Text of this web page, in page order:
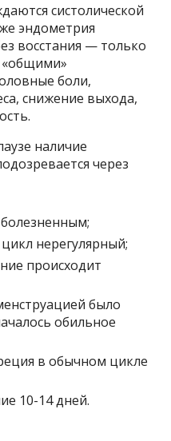
систолической
эндометрия
восстания — только
боли,
снижение выхода,
наличие
через
нерегулярный;
происходит
было
обильное
в обычном цикле
10-14 дней.